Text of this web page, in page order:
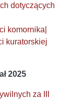
dotyczących
komornika|
kuratorskiej
2025
za III